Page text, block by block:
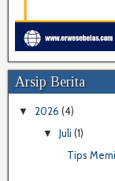
Arsip Berita
▼ 2026 (4)
▼ Juli (1)
Tips